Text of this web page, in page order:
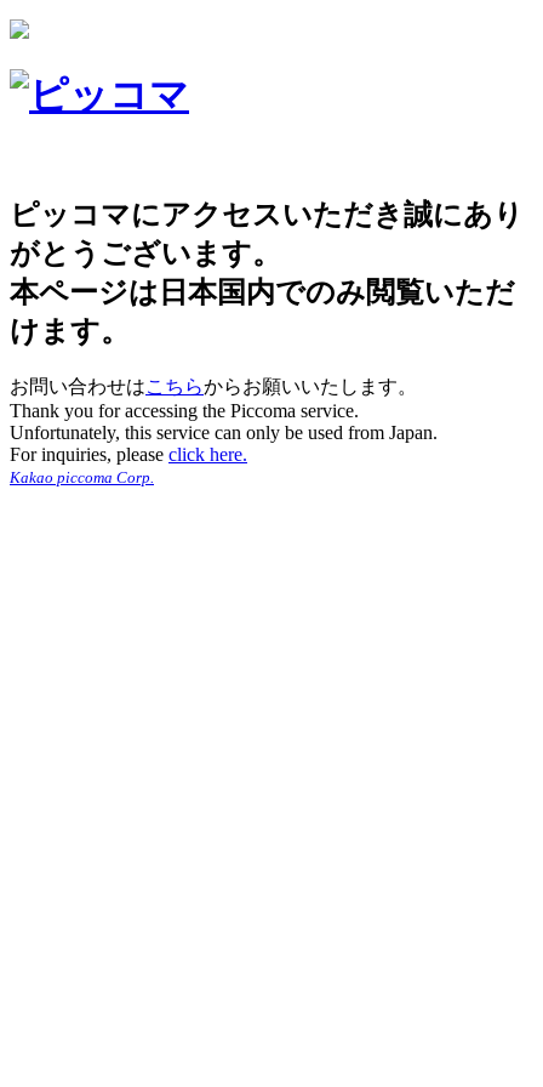
ピッコマにアクセスいただき誠にあり
がとうございます。
本ページは日本国内でのみ閲覧いただ
けます。
お問い合わせはこちらからお願いいたします。
Thank you for accessing the Piccoma service.
Unfortunately, this service can only be used from Japan.
For inquiries, please click here.
Kakao piccoma Corp.